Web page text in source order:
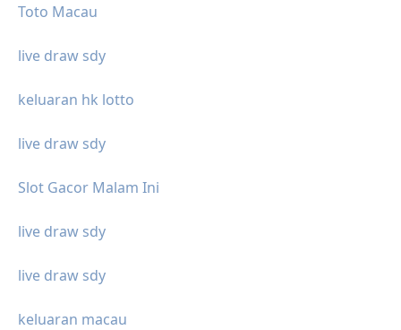
Toto Macau
live draw sdy
keluaran hk lotto
live draw sdy
Slot Gacor Malam Ini
live draw sdy
live draw sdy
keluaran macau